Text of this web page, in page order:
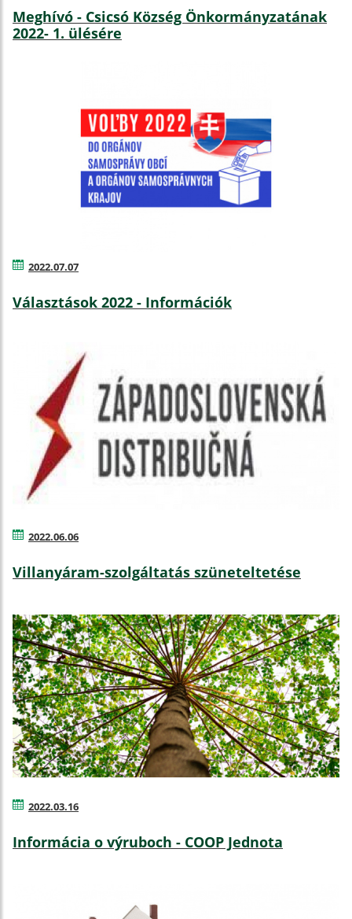
Meghívó - Csicsó Község Önkormányzatának
2022- 1. ülésére
2022.07.07
Választások 2022 - Információk
2022.06.06
Villanyáram-szolgáltatás szüneteltetése
2022.03.16
Informácia o výruboch - COOP Jednota